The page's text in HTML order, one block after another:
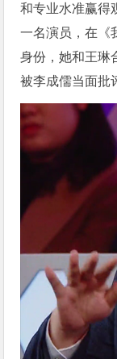
和专业水准赢得
一名演员，在《
身份，她和王琳
被李成儒当面批